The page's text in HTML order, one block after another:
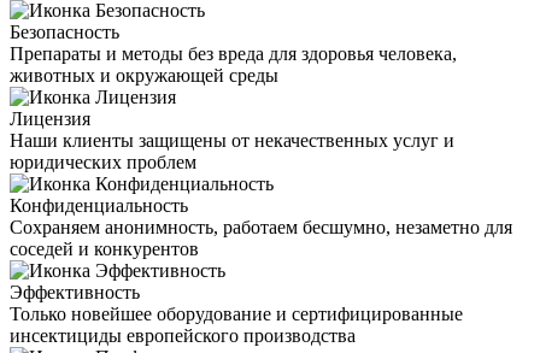
Безопасность
Препараты и методы без вреда для здоровья человека,
животных и окружающей среды
Лицензия
Наши клиенты защищены от некачественных услуг и
юридических проблем
Конфиденциальность
Сохраняем анонимность, работаем бесшумно, незаметно для
соседей и конкурентов
Эффективность
Только новейшее оборудование и сертифицированные
инсектициды европейского производства